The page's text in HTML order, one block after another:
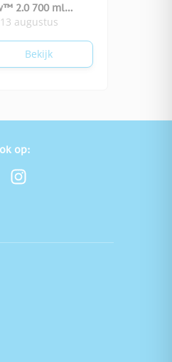
2.0 700 ml
augustus
Bekijk
op: